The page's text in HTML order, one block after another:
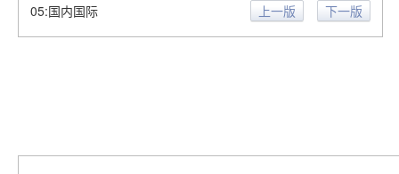
05:国内国际 上一版 下一版